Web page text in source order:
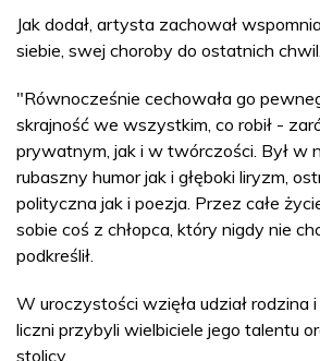
Jak dodał, artysta zachował
siebie, swej choroby do ostatnich chwil.
"Równocześnie cechowała go
skrajność we wszystkim, co robił -
prywatnym, jak i w twórczości. Był w
rubaszny humor jak i głęboki liryzm,
polityczna jak i poezja. Przez całe
sobie coś z chłopca, który nigdy nie
podkreślił.
W uroczystości wzięła udział rodzina i
liczni przybyli wielbiciele jego talentu
stolicy.